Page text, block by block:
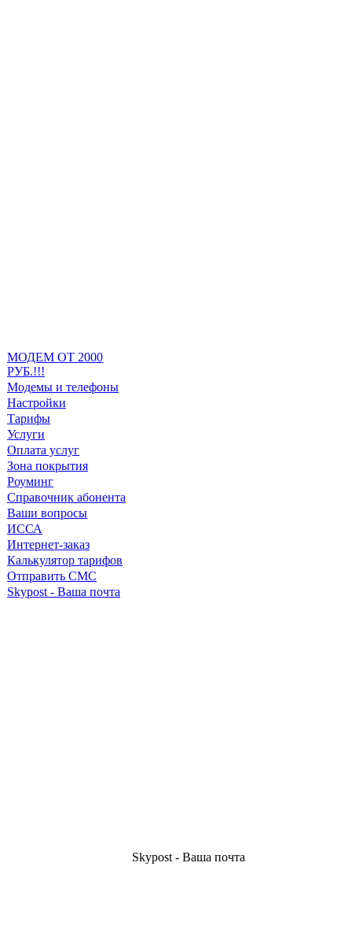
МОДЕМ ОТ 2000
РУБ.!!!
Модемы и телефоны
Настройки
Тарифы
Услуги
Оплата услуг
Зона покрытия
Роуминг
Справочник абонента
Ваши вопросы
ИССА
Интернет-заказ
Калькулятор тарифов
Отправить СМС
Skypost - Ваша почта
Skypost - Ваша почта